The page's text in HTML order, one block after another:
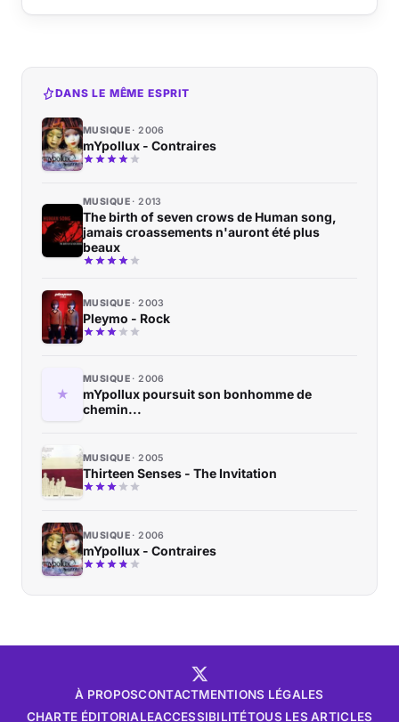
DANS LE MÊME ESPRIT
MUSIQUE 2006
mYpollux - Contraires
MUSIQUE 2013
The birth of seven crows de Human song,
jamais croassements n'auront été plus
beaux
MUSIQUE 2003
Pleymo - Rock
MUSIQUE 2006
mYpollux poursuit son bonhomme de
chemin...
MUSIQUE 2005
Thirteen Senses - The Invitation
MUSIQUE 2006
mYpollux - Contraires
À PROPOSCONTACTMENTIONS LÉGALES
CHARTE ÉDITORIALEACCESSIBILITÉTOUS LES ARTICLES